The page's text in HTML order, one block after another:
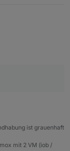
:
ist grauenhaft
mit 2 VM (iob /